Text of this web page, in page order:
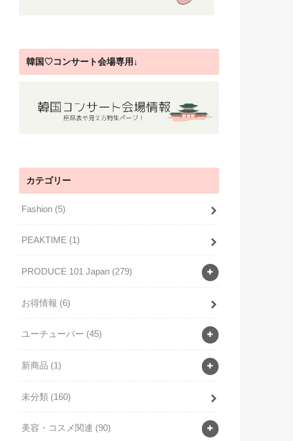
韓国♡コンサート会場専用↓
カテゴリー
Fashion (5)
PEAKTIME (1)
PRODUCE 101 Japan (279)
お得情報 (6)
ユーチューバー (45)
新商品 (1)
未分類 (160)
美容・コスメ関連 (90)